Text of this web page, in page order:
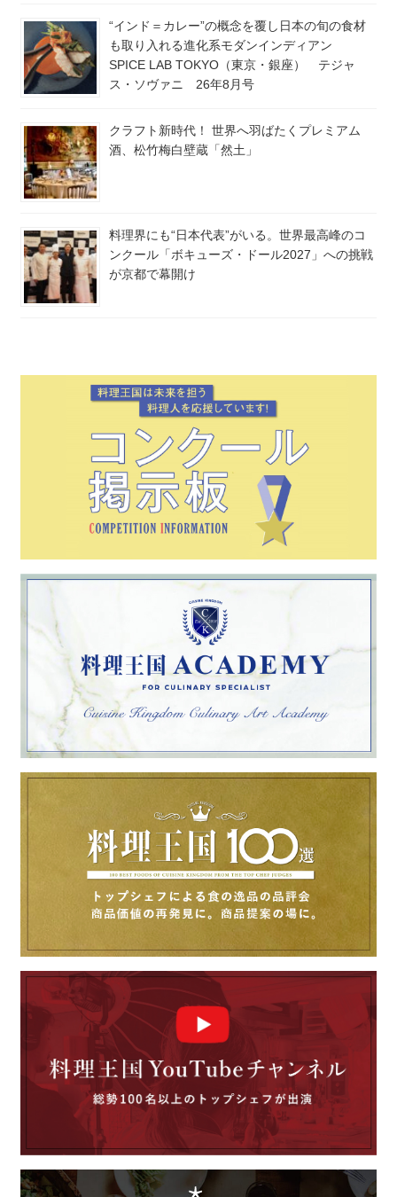
“インド＝カレー”の概念を覆し日本の旬の食材
も取り入れる進化系モダンインディアン
SPICE LAB TOKYO（東京・銀座） テジャ
ス・ソヴァニ 26年8月号
クラフト新時代！ 世界へ羽ばたくプレミアム
酒、松竹梅白壁蔵「然土」
料理界にも“日本代表”がいる。世界最高峰のコ
ンクール「ボキューズ・ドール2027」への挑戦
が京都で幕開け